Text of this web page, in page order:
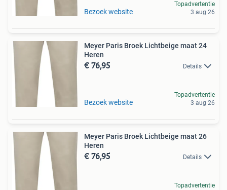
Bezoek website
Topadvertentie
3 aug 26
Meyer Paris Broek Lichtbeige maat 24
Heren
€ 76,95 Details
Bezoek website
Topadvertentie
3 aug 26
Meyer Paris Broek Lichtbeige maat 26
Heren
€ 76,95 Details
Topadvertentie